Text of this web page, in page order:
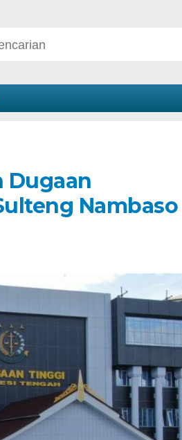
Dugaan
Nambaso